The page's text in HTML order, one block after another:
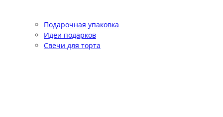
Подарочная упаковка
Идеи подарков
Свечи для торта